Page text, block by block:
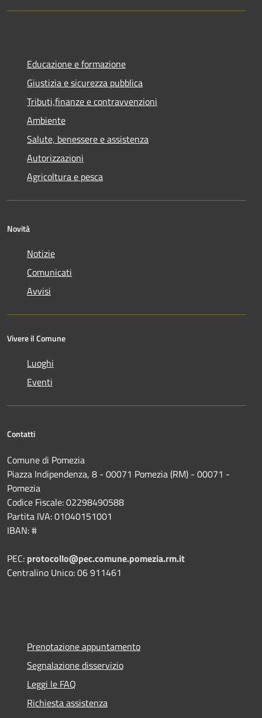
Educazione e formazione
Giustizia e sicurezza pubblica
Tributi,finanze e contravvenzioni
Ambiente
Salute, benessere e assistenza
Autorizzazioni
Agricoltura e pesca
Novità
Notizie
Comunicati
Avvisi
Vivere il Comune
Luoghi
Eventi
Contatti
Comune di Pomezia
Piazza Indipendenza, 8 - 00071 Pomezia (RM) - 00071 -
Pomezia
Codice Fiscale: 02298490588
Partita IVA: 01040151001
IBAN: #
PEC: protocollo@pec.comune.pomezia.rm.it
Centralino Unico: 06 911461
Prenotazione appuntamento
Segnalazione disservizio
Leggi le FAQ
Richiesta assistenza